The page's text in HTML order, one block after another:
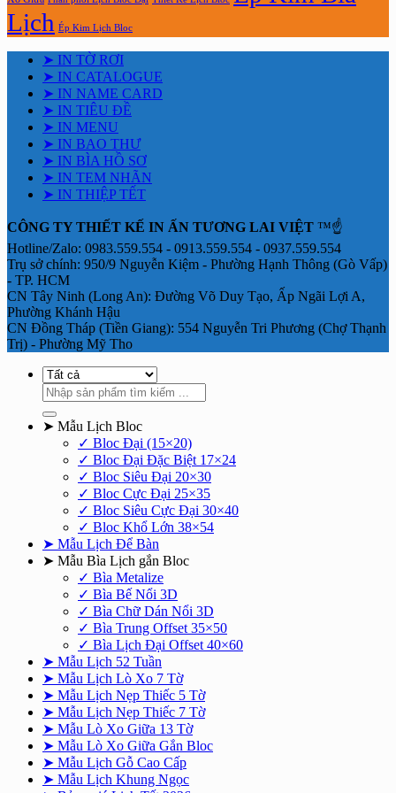
Lịch Ép Kim Lịch Bloc
➤ IN TỜ RƠI
➤ IN CATALOGUE
➤ IN NAME CARD
➤ IN TIÊU ĐỀ
➤ IN MENU
➤ IN BAO THƯ
➤ IN BÌA HỒ SƠ
➤ IN TEM NHÃN
➤ IN THIỆP TẾT
CÔNG TY THIẾT KẾ IN ẤN TƯƠNG LAI VIỆT ™☝️
Hotline/Zalo: 0983.559.554 - 0913.559.554 - 0937.559.554
Trụ sở chính: 950/9 Nguyễn Kiệm - Phường Hạnh Thông (Gò Vấp)
- TP. HCM
CN Tây Ninh (Long An): Đường Võ Duy Tạo, Ấp Ngãi Lợi A,
Phường Khánh Hậu
CN Đồng Tháp (Tiền Giang): 554 Nguyễn Tri Phương (Chợ Thạnh
Trị) - Phường Mỹ Tho
Tìm
kiếm:
➤ Mẫu Lịch Bloc
✓ Bloc Đại (15×20)
✓ Bloc Đại Đặc Biệt 17×24
✓ Bloc Siêu Đại 20×30
✓ Bloc Cực Đại 25×35
✓ Bloc Siêu Cực Đại 30×40
✓ Bloc Khổ Lớn 38×54
➤ Mẫu Lịch Để Bàn
➤ Mẫu Bìa Lịch gắn Bloc
✓ Bìa Metalize
✓ Bìa Bế Nổi 3D
✓ Bìa Chữ Dán Nổi 3D
✓ Bìa Trung Offset 35×50
✓ Bìa Lịch Đại Offset 40×60
➤ Mẫu Lịch 52 Tuần
➤ Mẫu Lịch Lò Xo 7 Tờ
➤ Mẫu Lịch Nẹp Thiếc 5 Tờ
➤ Mẫu Lịch Nẹp Thiếc 7 Tờ
➤ Mẫu Lò Xo Giữa 13 Tờ
➤ Mẫu Lò Xo Giữa Gắn Bloc
➤ Mẫu Lịch Gỗ Cao Cấp
➤ Mẫu Lịch Khung Ngọc